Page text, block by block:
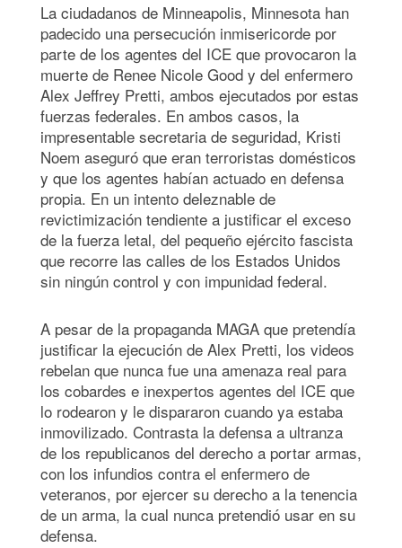
La ciudadanos de Minneapolis, Minnesota han
padecido una persecución inmisericorde por
parte de los agentes del ICE que provocaron la
muerte de Renee Nicole Good y del enfermero
Alex Jeffrey Pretti, ambos ejecutados por estas
fuerzas federales. En ambos casos, la
impresentable secretaria de seguridad, Kristi
Noem aseguró que eran terroristas domésticos
y que los agentes habían actuado en defensa
propia. En un intento deleznable de
revictimización tendiente a justificar el exceso
de la fuerza letal, del pequeño ejército fascista
que recorre las calles de los Estados Unidos
sin ningún control y con impunidad federal.
A pesar de la propaganda MAGA que pretendía
justificar la ejecución de Alex Pretti, los videos
rebelan que nunca fue una amenaza real para
los cobardes e inexpertos agentes del ICE que
lo rodearon y le dispararon cuando ya estaba
inmovilizado. Contrasta la defensa a ultranza
de los republicanos del derecho a portar armas,
con los infundios contra el enfermero de
veteranos, por ejercer su derecho a la tenencia
de un arma, la cual nunca pretendió usar en su
defensa.